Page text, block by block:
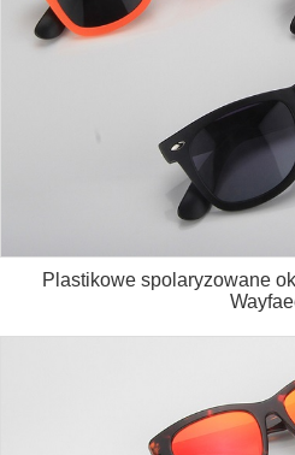
Plastikowe spolaryzowane